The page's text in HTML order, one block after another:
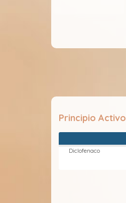
Principio Activo
Diclofenaco